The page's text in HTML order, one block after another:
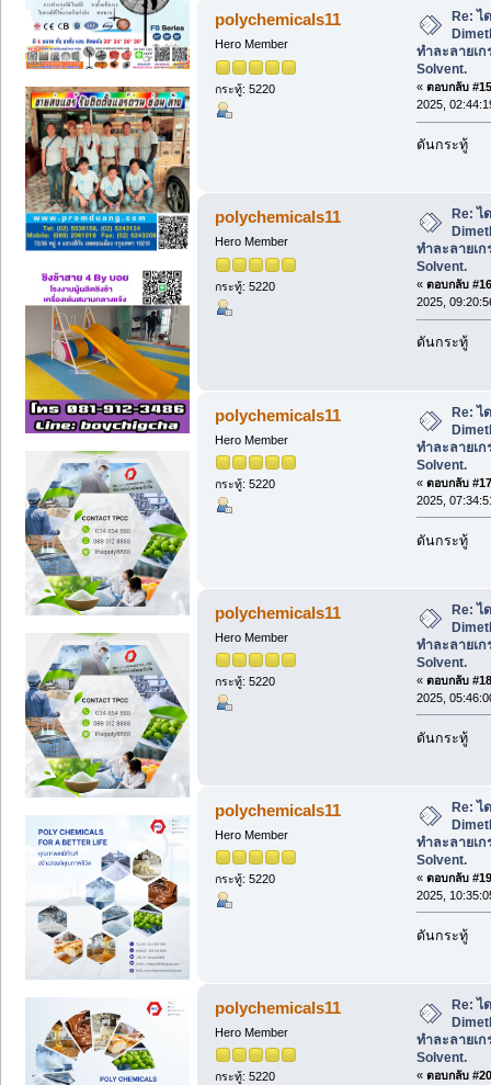
ตัวทำละลายเกรดยา, Pharma
polychemicals11
Hero Member
กระทู้: 5220
Re: ไ
ทำละลายเก
Solvent.
« ตอบกลับ
2025,
ดันกระทู้
polychemicals11
Hero Member
กระทู้: 5220
Re: ไ
ทำละลายเก
Solvent.
« ตอบกลับ
2025,
ดันกระทู้
polychemicals11
Hero Member
กระทู้: 5220
Re: ไ
ทำละลายเก
Solvent.
« ตอบกลับ
2025,
ดันกระทู้
polychemicals11
Hero Member
กระทู้: 5220
Re: ไ
ทำละลายเก
Solvent.
« ตอบกลับ
2025,
ดันกระทู้
polychemicals11
Hero Member
กระทู้: 5220
Re: ไ
ทำละลายเก
Solvent.
« ตอบกลับ
2025,
ดันกระทู้
polychemicals11
Hero Member
กระทู้: 5220
Re: ไ
ทำละลายเก
Solvent.
« ตอบกลับ